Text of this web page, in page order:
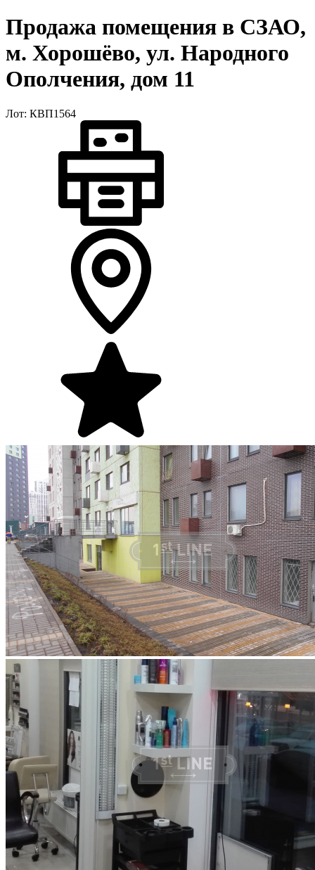
Продажа помещения в СЗАО,
м. Хорошёво, ул. Народного
Ополчения, дом 11
Лот: КВП1564